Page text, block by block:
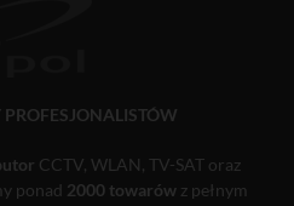
CCTV, WLAN, TV-SAT oraz
ponad 2000 towarówz pełnym